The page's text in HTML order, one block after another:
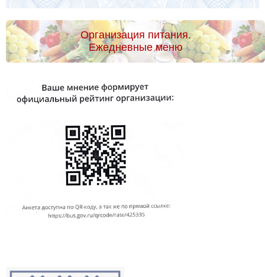
Организация питания.
Ежедневные меню